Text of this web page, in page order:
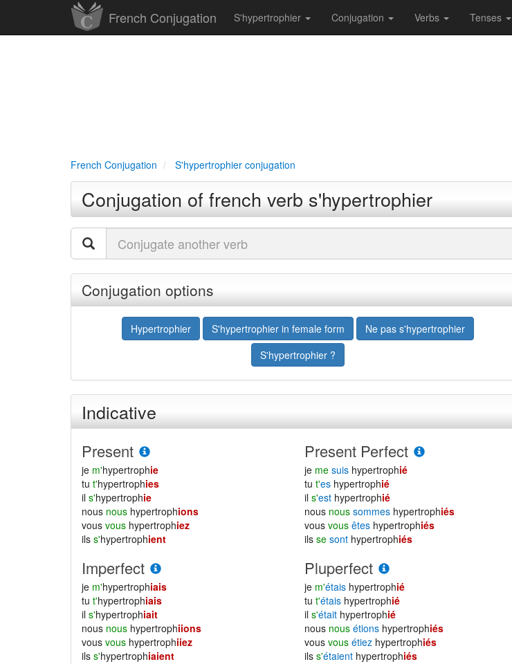
French Conjugation S'hypertrophier Conjugation Verbs Tenses
French Conjugation S'hypertrophier conjugation
Conjugation of french verb s'hypertrophier
Conjugation options
Hypertrophier S'hypertrophier in female form
Ne pas s'hypertrophier
S'hypertrophier ?
Indicative
Present
je m'hypertrophie
tu t'hypertrophies
il s'hypertrophie
nous nous hypertrophions
vous vous hypertrophiez
ils s'hypertrophient
Present Perfect
je mesuis hypertrophié
tut'es hypertrophié
ils'est hypertrophié
nous noussommes hypertrophiés
vousvousêtes hypertrophiés
ilssesont hypertrophiés
Imperfect
je m'hypertrophiais
tu t'hypertrophiais
il s'hypertrophiait
nous nous hypertrophiions
vous vous hypertrophiiez
ils s'hypertrophiaient
Pluperfect
je m'étais hypertrophié
tut'étais hypertrophié
ils'était hypertrophié
nous nousétions hypertrophiés
vousvousétiez hypertrophiés
ilss'étaient hypertrophiés